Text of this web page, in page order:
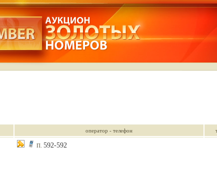
оператор - телефон
П. 592-592